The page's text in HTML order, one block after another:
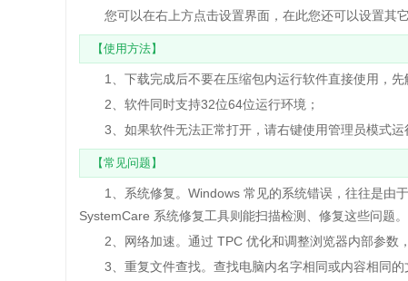
您可以在右上方点击设置界面，在此您还可以设置其它
【使用方法】
1、下载完成后不要在压缩包内运行软件直接使用，先
2、软件同时支持32位64位运行环境；
3、如果软件无法正常打开，请右键使用管理员模式运
【常见问题】
1、系统修复。Windows 常见的系统错误，往往是由于
SystemCare 系统修复工具则能扫描检测、修复这些问题。
2、网络加速。通过 TPC 优化和调整浏览器内部参数，
3、重复文件查找。查找电脑内名字相同或内容相同的